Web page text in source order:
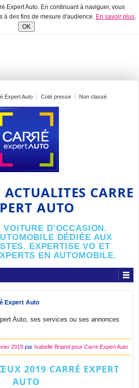
Expert Auto. En continuant à naviguer, vous
à des fins de mesure d'audience. En savoir plus.
OK
Expert Auto Coté presse Non classé
CARRE
AUTO
VOITURE D'OCCASION.
DÉDIÉE AUX
EXPERTISE VO ET
EN AUTOMOBILE.
Expert Auto
Auto, ses services ou ses annonces
2019 par Isabelle Briand pour Carre Expert Auto
2019 CARRÉ EXPERT
AUTO